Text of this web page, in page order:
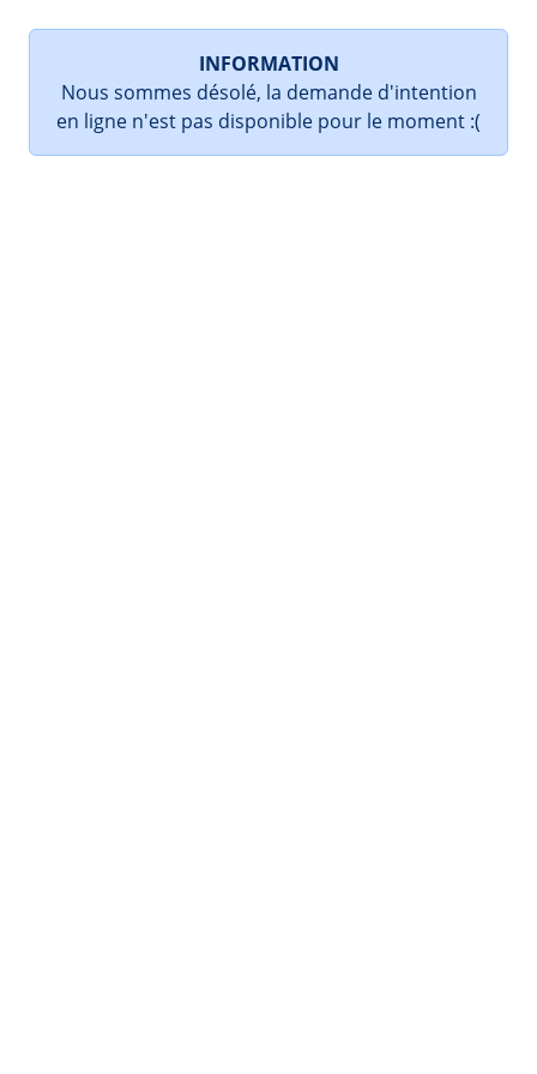
INFORMATION
Nous sommes désolé, la demande d'intention
en ligne n'est pas disponible pour le moment :(